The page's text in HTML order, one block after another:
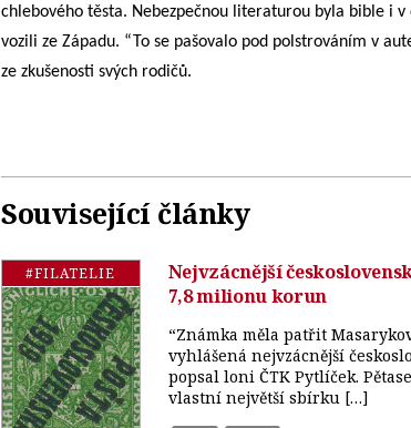
chlebového těsta. Nebezpečnou literaturou byla bible i
vozili ze Západu. “To se pašovalo pod polstrováním v
ze zkušenosti svých rodičů.
Související články
#FILATELIE
Nejvzácnější
7,8 milionu korun
“Známka měla patřit
vyhlášená nejvzácnější
popsal loni ČTK Pytlíček.
vlastní největší sbírku […]